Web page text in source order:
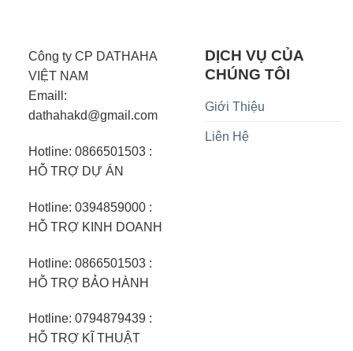
Công ty CP DATHAHA
VIỆT NAM
Emaill:
dathahakd@gmail.com
Hotline: 0866501503 :
HỖ TRỢ DỰ ÁN
Hotline: 0394859000 :
HỖ TRỢ KINH DOANH
Hotline: 0866501503 :
HỖ TRỢ BẢO HÀNH
Hotline: 0794879439 :
HỖ TRỢ KĨ THUẬT
DỊCH VỤ CỦA
CHÚNG TÔI
Giới Thiệu
Liên Hệ